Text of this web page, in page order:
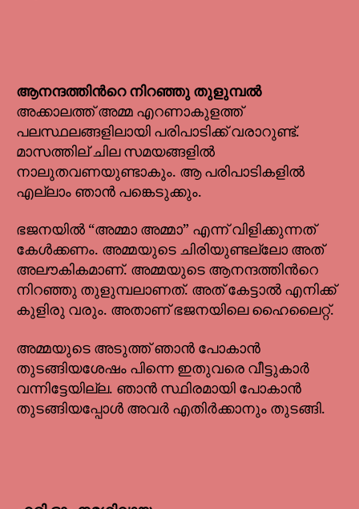
ആനന്ദത്തിൻറെ നിറഞ്ഞു തുളുമ്പൽ
അക്കാലത്ത് അമ്മ എറണാകുളത്ത്
പലസ്ഥലങ്ങളിലായി പരിപാടിക്ക് വരാറുണ്ട്.
മാസത്തില് ചില സമയങ്ങളിൽ
നാലുതവണയുണ്ടാകും. ആ പരിപാടികളിൽ
എല്ലാം ഞാൻ പങ്കെടുക്കും.
ഭജനയിൽ “അമ്മാ അമ്മാ” എന്ന് വിളിക്കുന്നത്
കേൾക്കണം. അമ്മയുടെ ചിരിയുണ്ടല്ലോ അത്
അലൗകികമാണ്. അമ്മയുടെ ആനന്ദത്തിൻറെ
നിറഞ്ഞു തുളുമ്പലാണത്. അത് കേട്ടാൽ എനിക്ക്
കുളിരു വരും. അതാണ് ഭജനയിലെ ഹൈലൈറ്റ്.
അമ്മയുടെ അടുത്ത് ഞാൻ പോകാൻ
തുടങ്ങിയശേഷം പിന്നെ ഇതുവരെ വീട്ടുകാർ
വന്നിട്ടേയില്ല. ഞാൻ സ്ഥിരമായി പോകാൻ
തുടങ്ങിയപ്പോൾ അവർ എതിർക്കാനും തുടങ്ങി.